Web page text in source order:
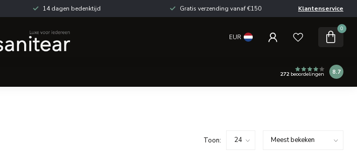
14 dagen bedenktijd Gratis verzending vanaf €150 Klantenservice
EUR
0
272beoordelingen 8.7
Toon: